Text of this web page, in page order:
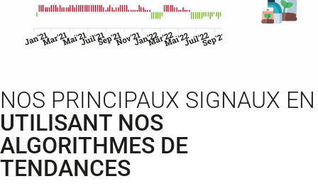
NOS PRINCIPAUX SIGNAUX EN
UTILISANT NOS
ALGORITHMES DE
TENDANCES